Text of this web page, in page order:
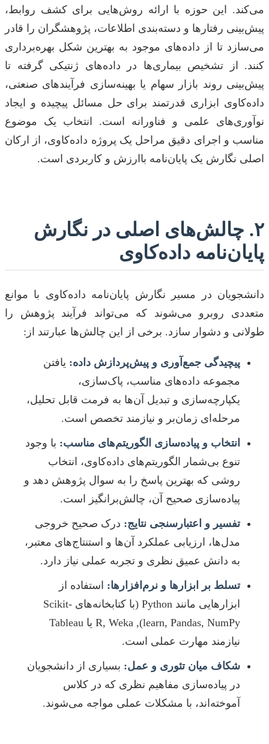
می‌کند. این حوزه با ارائه روش‌هایی برای کشف روابط،
پیش‌بینی رفتارها و دسته‌بندی اطلاعات، پژوهشگران را قادر
می‌سازد تا از داده‌های موجود به بهترین شکل بهره‌برداری
کنند. از تشخیص بیماری‌ها در داده‌های ژنتیکی گرفته تا
پیش‌بینی روند بازار سهام یا بهینه‌سازی فرآیندهای صنعتی،
داده‌کاوی ابزاری قدرتمند برای حل مسائل پیچیده و ایجاد
نوآوری‌های علمی و فناورانه است. انتخاب یک موضوع
مناسب و اجرای دقیق مراحل یک پروژه داده‌کاوی، از ارکان
اصلی نگارش یک پایان‌نامه باارزش و کاربردی است.
۲. چالش‌های اصلی در نگارش
پایان‌نامه داده‌کاوی
دانشجویان در مسیر نگارش پایان‌نامه داده‌کاوی با موانع
متعددی روبرو می‌شوند که می‌تواند فرآیند پژوهش را
طولانی و دشوار سازد. برخی از این چالش‌ها عبارتند از:
پیچیدگی جمع‌آوری و پیش‌پردازش داده: یافتن
مجموعه داده‌های مناسب، پاک‌سازی،
یکپارچه‌سازی و تبدیل آن‌ها به فرمت قابل تحلیل،
مرحله‌ای زمان‌بر و نیازمند تخصص است.
انتخاب و پیاده‌سازی الگوریتم‌های مناسب: با وجود
تنوع بی‌شمار الگوریتم‌های داده‌کاوی، انتخاب
روشی که بهترین پاسخ را به سوال پژوهش دهد و
پیاده‌سازی صحیح آن، چالش‌برانگیز است.
تفسیر و اعتبارسنجی نتایج: درک صحیح خروجی
مدل‌ها، ارزیابی عملکرد آن‌ها و استنتاج‌های معتبر،
به دانش عمیق نظری و تجربه عملی نیاز دارد.
تسلط بر ابزارها و نرم‌افزارها: استفاده از
ابزارهایی مانند Python (با کتابخانه‌های Scikit-
learn, Pandas, NumPy), R, Weka یا Tableau
نیازمند مهارت عملی است.
شکاف میان تئوری و عمل: بسیاری از دانشجویان
در پیاده‌سازی مفاهیم نظری که در کلاس
آموخته‌اند، با مشکلات عملی مواجه می‌شوند.